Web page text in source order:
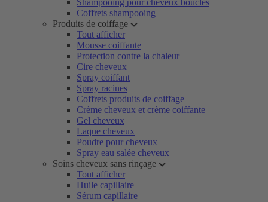
Shampooing pour cheveux bouclés
Coffrets shampooing
Produits de coiffage
Tout afficher
Mousse coiffante
Protection contre la chaleur
Cire cheveux
Spray coiffant
Spray racines
Coffrets produits de coiffage
Crème cheveux et crème coiffante
Gel cheveux
Laque cheveux
Poudre pour cheveux
Spray eau salée cheveux
Soins cheveux sans rinçage
Tout afficher
Huile capillaire
Sérum capillaire